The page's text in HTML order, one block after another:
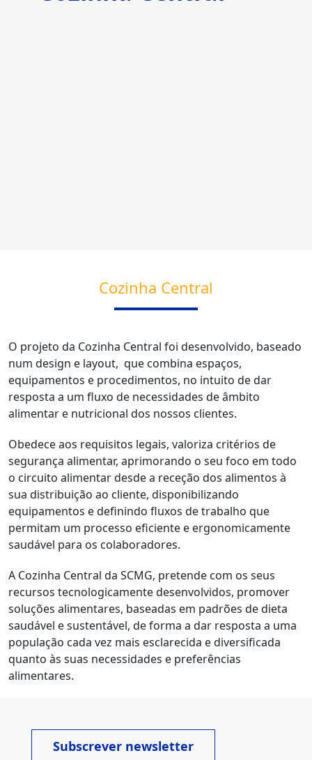
Cozinha Central
O projeto da Cozinha Central foi desenvolvido, baseado
num design e layout, que combina espaços,
equipamentos e procedimentos, no intuito de dar
resposta a um fluxo de necessidades de âmbito
alimentar e nutricional dos nossos clientes.
Obedece aos requisitos legais, valoriza critérios de
segurança alimentar, aprimorando o seu foco em todo
o circuito alimentar desde a receção dos alimentos à
sua distribuição ao cliente, disponibilizando
equipamentos e definindo fluxos de trabalho que
permitam um processo eficiente e ergonomicamente
saudável para os colaboradores.
A Cozinha Central da SCMG, pretende com os seus
recursos tecnologicamente desenvolvidos, promover
soluções alimentares, baseadas em padrões de dieta
saudável e sustentável, de forma a dar resposta a uma
população cada vez mais esclarecida e diversificada
quanto às suas necessidades e preferências
alimentares.
Subscrever newsletter